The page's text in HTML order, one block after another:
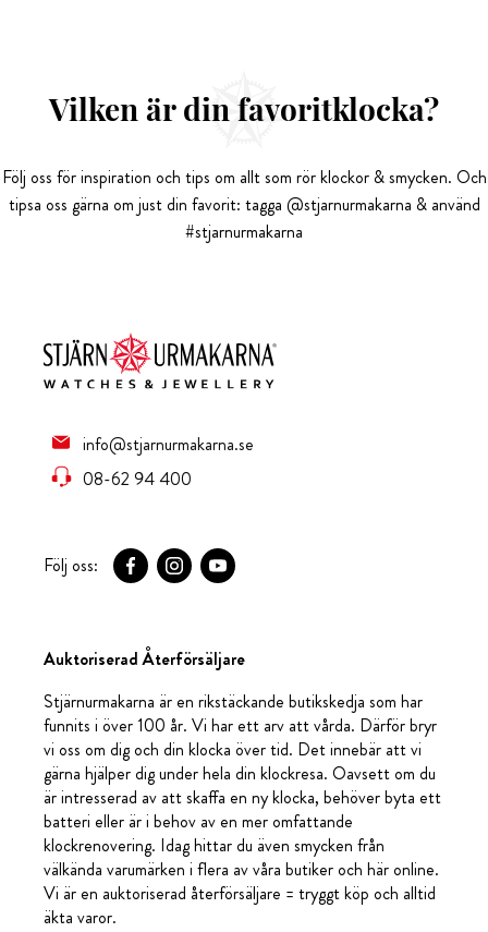
Vilken är din favoritklocka?
Följ oss för inspiration och tips om allt som rör klockor & smycken. Och
tipsa oss gärna om just din favorit: tagga @stjarnurmakarna & använd
#stjarnurmakarna
info@stjarnurmakarna.se
08-62 94 400
Följ oss:
Auktoriserad Återförsäljare
Stjärnurmakarna är en rikstäckande butikskedja som har
funnits i över 100 år. Vi har ett arv att vårda. Därför bryr
vi oss om dig och din klocka över tid. Det innebär att vi
gärna hjälper dig under hela din klockresa. Oavsett om du
är intresserad av att skaffa en ny klocka, behöver byta ett
batteri eller är i behov av en mer omfattande
klockrenovering. Idag hittar du även smycken från
välkända varumärken i flera av våra butiker och här online.
Vi är en auktoriserad återförsäljare = tryggt köp och alltid
äkta varor.